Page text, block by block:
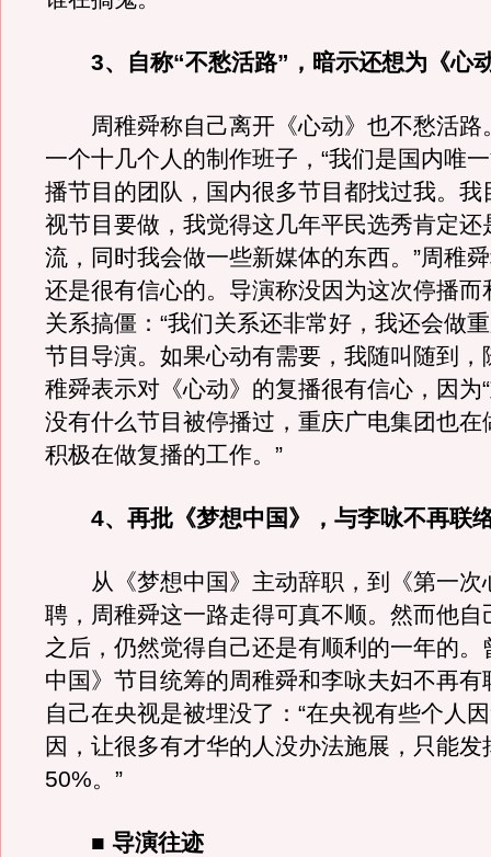
3、自称“不愁活路”，暗示还想为《心
周稚舜称自己离开《心动》也不愁活路
一个十几个人的制作班子，“我们是国内唯
播节目的团队，国内很多节目都找过我。我
视节目要做，我觉得这几年平民选秀肯定还
流，同时我会做一些新媒体的东西。”周稚
还是很有信心的。导演称没因为这次停播而
关系搞僵：“我们关系还非常好，我还会做
节目导演。如果心动有需要，我随叫随到，
稚舜表示对《心动》的复播很有信心，因为
没有什么节目被停播过，重庆广电集团也在
积极在做复播的工作。”
4、再批《梦想中国》，与李咏不再联
从《梦想中国》主动辞职，到《第一次
聘，周稚舜这一路走得可真不顺。然而他自
之后，仍然觉得自己还是有顺利的一年的。
中国》节目统筹的周稚舜和李咏夫妇不再有
自己在央视是被埋没了：“在央视有些个人
因，让很多有才华的人没办法施展，只能发
50%。”
■ 导演往迹